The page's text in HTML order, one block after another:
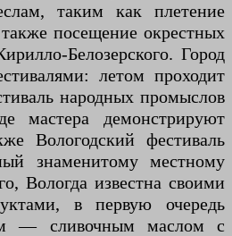
таким как плетение
посещение окрестных
Белозерского. Город
летом проходит
народных промыслов
мастера демонстрируют
Вологодский фестиваль
знаменитому местному
Вологда известна своими
в первую очередь
— сливочным маслом с